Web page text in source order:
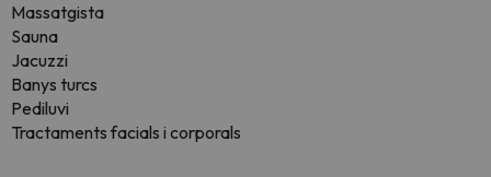
Massatgista
Sauna
Jacuzzi
Banys turcs
Pediluvi
Tractaments facials i corporals